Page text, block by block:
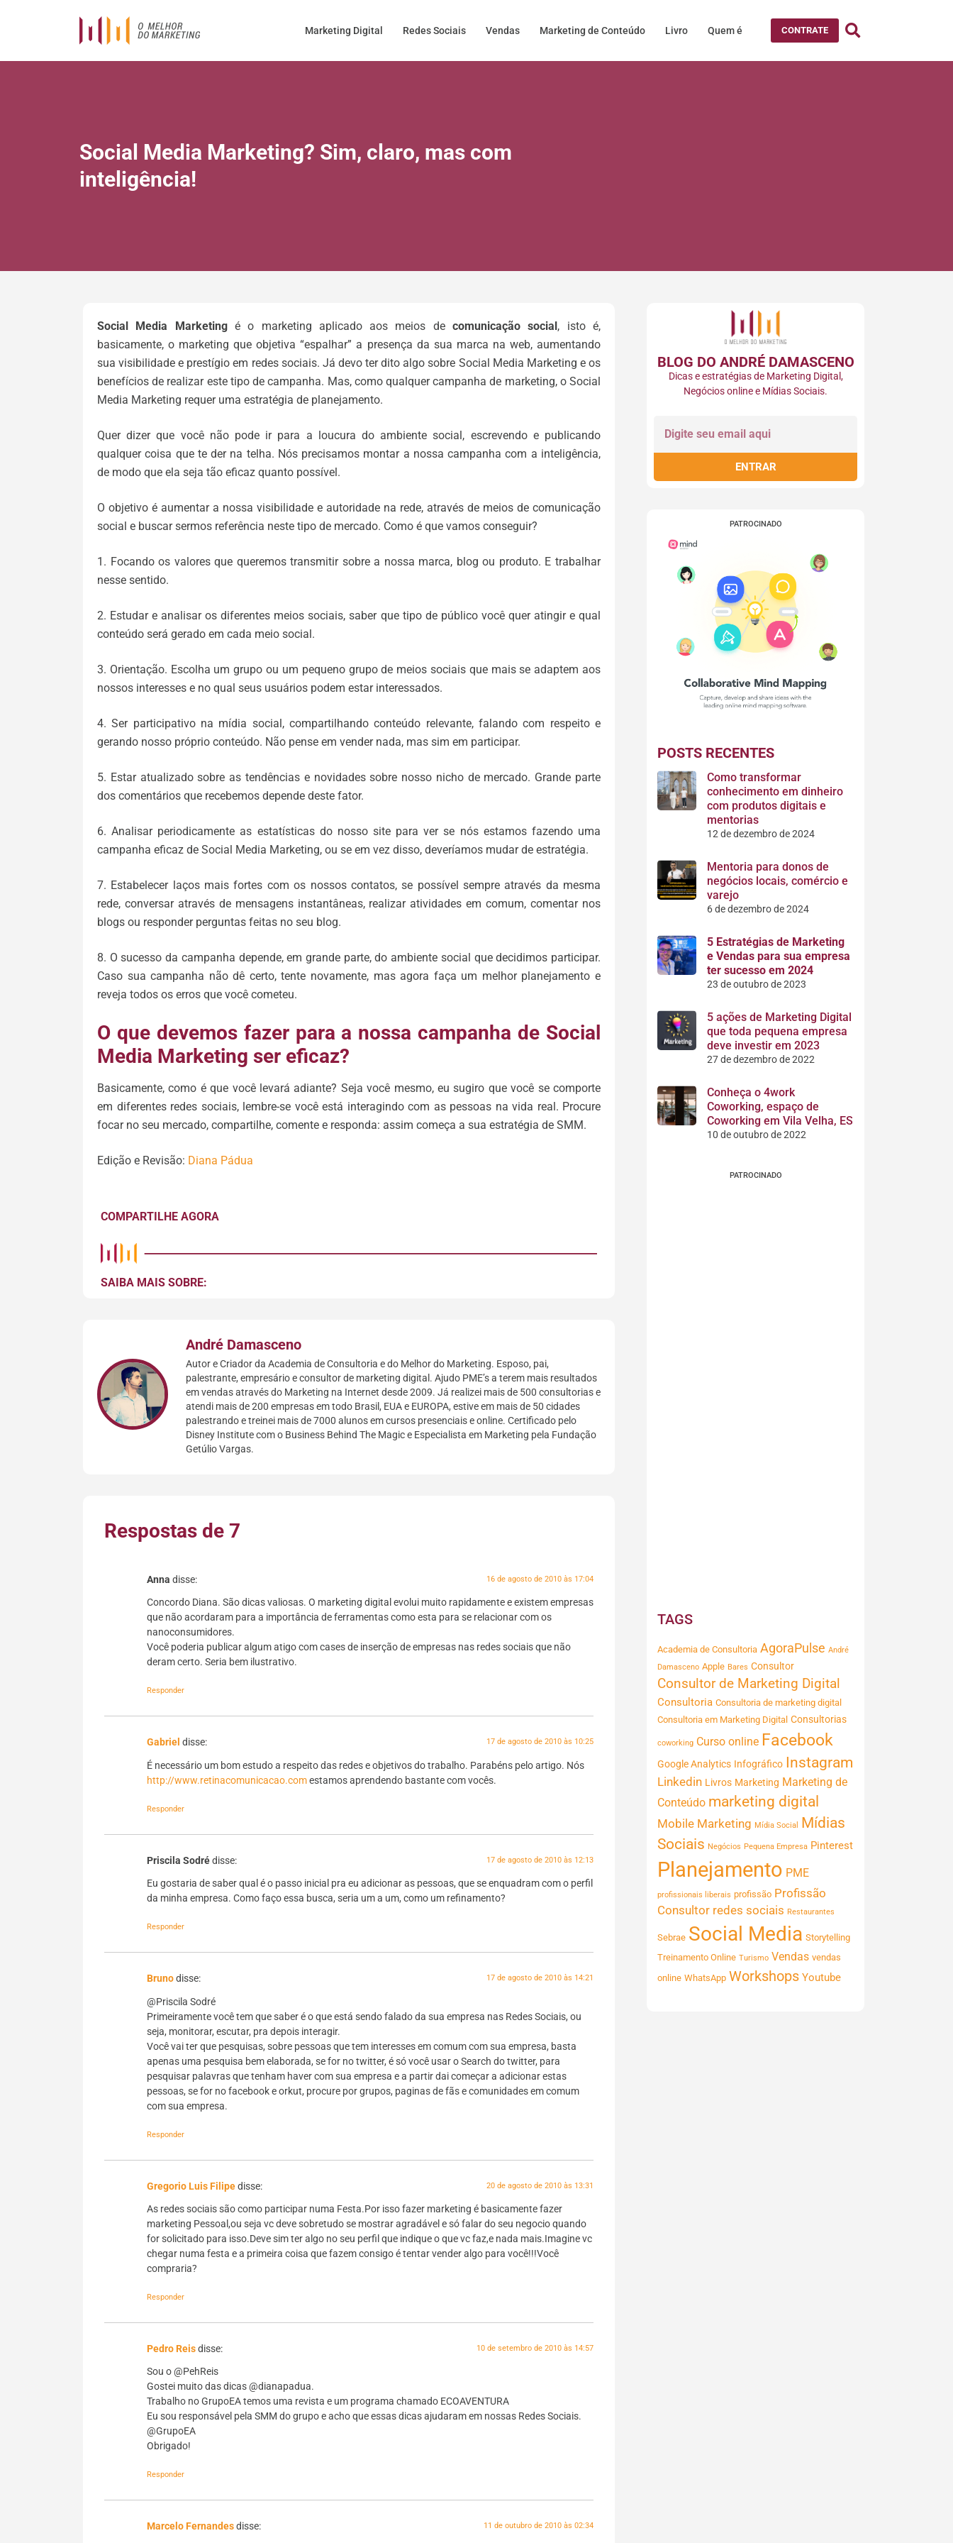
Marketing Digital Redes Sociais Vendas Marketing de Conteúdo Livro Quem é CONTRATE
Social Media Marketing? Sim, claro, mas com
inteligência!
Social Media Marketingé o marketing aplicado aos meios decomunicação social, isto é,
basicamente, o marketing que objetiva “espalhar” a presença da sua marca na web, aumentando
sua visibilidade e prestígio em redes sociais. Já devo ter dito algo sobre Social Media Marketing e os
benefícios de realizar este tipo de campanha. Mas, como qualquer campanha de marketing, o Social
Media Marketing requer uma estratégia de planejamento.
Quer dizer que você não pode ir para a loucura do ambiente social, escrevendo e publicando
qualquer coisa que te der na telha. Nós precisamos montar a nossa campanha com a inteligência,
de modo que ela seja tão eficaz quanto possível.
O objetivo é aumentar a nossa visibilidade e autoridade na rede, através de meios de comunicação
social e buscar sermos referência neste tipo de mercado. Como é que vamos conseguir?
1. Focando os valores que queremos transmitir sobre a nossa marca, blog ou produto. E trabalhar
nesse sentido.
2. Estudar e analisar os diferentes meios sociais, saber que tipo de público você quer atingir e qual
conteúdo será gerado em cada meio social.
3. Orientação. Escolha um grupo ou um pequeno grupo de meios sociais que mais se adaptem aos
nossos interesses e no qual seus usuários podem estar interessados.
4. Ser participativo na mídia social, compartilhando conteúdo relevante, falando com respeito e
gerando nosso próprio conteúdo. Não pense em vender nada, mas sim em participar.
5. Estar atualizado sobre as tendências e novidades sobre nosso nicho de mercado. Grande parte
dos comentários que recebemos depende deste fator.
6. Analisar periodicamente as estatísticas do nosso site para ver se nós estamos fazendo uma
campanha eficaz de Social Media Marketing, ou se em vez disso, deveríamos mudar de estratégia.
7. Estabelecer laços mais fortes com os nossos contatos, se possível sempre através da mesma
rede, conversar através de mensagens instantâneas, realizar atividades em comum, comentar nos
blogs ou responder perguntas feitas no seu blog.
8. O sucesso da campanha depende, em grande parte, do ambiente social que decidimos participar.
Caso sua campanha não dê certo, tente novamente, mas agora faça um melhor planejamento e
reveja todos os erros que você cometeu.
O que devemos fazer para a nossa campanha de Social
Media Marketing ser eficaz?
Basicamente, como é que você levará adiante? Seja você mesmo, eu sugiro que você se comporte
em diferentes redes sociais, lembre-se você está interagindo com as pessoas na vida real. Procure
focar no seu mercado, compartilhe, comente e responda: assim começa a sua estratégia de SMM.
Edição e Revisão: Diana Pádua
COMPARTILHE AGORA
SAIBA MAIS SOBRE:
André Damasceno
Autor e Criador da Academia de Consultoria e do Melhor do Marketing. Esposo, pai,
palestrante, empresário e consultor de marketing digital. Ajudo PME’s a terem mais resultados
em vendas através do Marketing na Internet desde 2009. Já realizei mais de 500 consultorias e
atendi mais de 200 empresas em todo Brasil, EUA e EUROPA, estive em mais de 50 cidades
palestrando e treinei mais de 7000 alunos em cursos presenciais e online. Certificado pelo
Disney Institute com o Business Behind The Magic e Especialista em Marketing pela Fundação
Getúlio Vargas.
Respostas de 7
Anna disse: 16 de agosto de 2010 às 17:04
Concordo Diana. São dicas valiosas. O marketing digital evolui muito rapidamente e existem empresas
que não acordaram para a importância de ferramentas como esta para se relacionar com os
nanoconsumidores.
Você poderia publicar algum atigo com cases de inserção de empresas nas redes sociais que não
deram certo. Seria bem ilustrativo.
Responder
Gabriel disse: 17 de agosto de 2010 às 10:25
É necessário um bom estudo a respeito das redes e objetivos do trabalho. Parabéns pelo artigo. Nós
http://www.retinacomunicacao.comestamos aprendendo bastante com vocês.
Responder
Priscila Sodrédisse: 17 de agosto de 2010 às 12:13
Eu gostaria de saber qual é o passo inicial pra eu adicionar as pessoas, que se enquadram com o perfil
da minha empresa. Como faço essa busca, seria um a um, como um refinamento?
Responder
Brunodisse: 17 de agosto de 2010 às 14:21
@Priscila Sodré
Primeiramente você tem que saber é o que está sendo falado da sua empresa nas Redes Sociais, ou
seja, monitorar, escutar, pra depois interagir.
Você vai ter que pesquisas, sobre pessoas que tem interesses em comum com sua empresa, basta
apenas uma pesquisa bem elaborada, se for no twitter, é só você usar o Search do twitter, para
pesquisar palavras que tenham haver com sua empresa e a partir dai começar a adicionar estas
pessoas, se for no facebook e orkut, procure por grupos, paginas de fãs e comunidades em comum
com sua empresa.
Responder
Gregorio Luis Filipedisse: 20 de agosto de 2010 às 13:31
As redes sociais são como participar numa Festa.Por isso fazer marketing é basicamente fazer
marketing Pessoal,ou seja vc deve sobretudo se mostrar agradável e só falar do seu negocio quando
for solicitado para isso.Deve sim ter algo no seu perfil que indique o que vc faz,e nada mais.Imagine vc
chegar numa festa e a primeira coisa que fazem consigo é tentar vender algo para você!!!Você
compraria?
Responder
Pedro Reisdisse: 10 de setembro de 2010 às 14:57
Sou o @PehReis
Gostei muito das dicas @dianapadua.
Trabalho no GrupoEA temos uma revista e um programa chamado ECOAVENTURA
Eu sou responsável pela SMM do grupo e acho que essas dicas ajudaram em nossas Redes Sociais.
@GrupoEA
Obrigado!
Responder
Marcelo Fernandesdisse: 11 de outubro de 2010 às 02:34
BLOG DO ANDRÉ DAMASCENO​
Dicas e estratégias de Marketing Digital,
Negócios online e Mídias Sociais.
ENTRAR
PATROCINADO
POSTS RECENTES
Como transformar
conhecimento em dinheiro
com produtos digitais e
mentorias
12 de dezembro de 2024
Mentoria para donos de
negócios locais, comércio e
varejo
6 de dezembro de 2024
5 Estratégias de Marketing
e Vendas para sua empresa
ter sucesso em 2024
23 de outubro de 2023
5 ações de Marketing Digital
que toda pequena empresa
deve investir em 2023
27 de dezembro de 2022
Conheça o 4work
Coworking, espaço de
Coworking em Vila Velha, ES
10 de outubro de 2022
PATROCINADO
TAGS
Academia de Consultoria AgoraPulse André
Damasceno Apple Bares Consultor
Consultor de Marketing Digital
Consultoria Consultoria de marketing digital
Consultoria em Marketing Digital Consultorias
coworking Curso online Facebook
Google Analytics Infográfico Instagram
Linkedin Livros Marketing Marketing de
Conteúdo marketing digital
Mobile Marketing Mídia Social
Mídias
Sociais Negócios Pequena Empresa Pinterest
Planejamento PME
profissionais liberais profissão Profissão
Consultor redes sociais Restaurantes
Sebrae Social Media Storytelling
Treinamento Online Turismo Vendas vendas
online WhatsApp Workshops Youtube